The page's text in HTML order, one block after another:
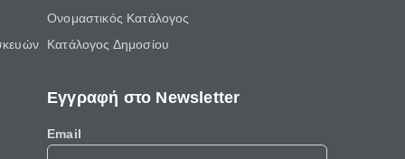
Ονομαστικός Κατάλογος
Κατάλογος Δημοσίου
Εγγραφή στο Newsletter
Email